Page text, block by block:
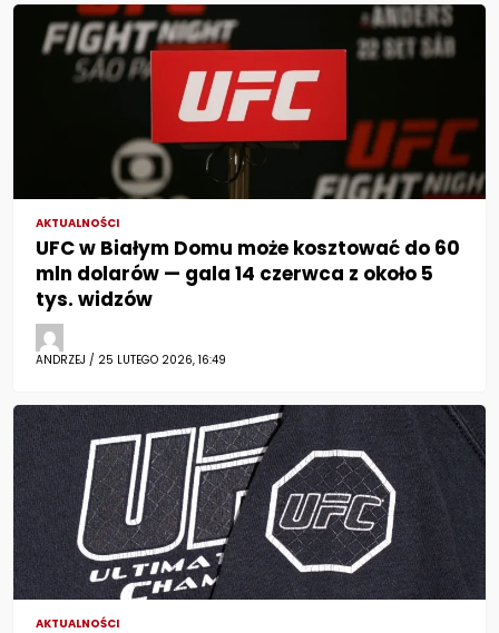
AKTUALNOŚCI
UFC w Białym Domu może kosztować do 60
mln dolarów — gala 14 czerwca z około 5
tys. widzów
ANDRZEJ / 25 LUTEGO 2026, 16:49
AKTUALNOŚCI